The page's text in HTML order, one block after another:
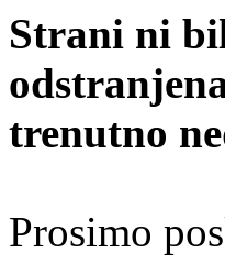
Strani ni
trenutno
Prosimo